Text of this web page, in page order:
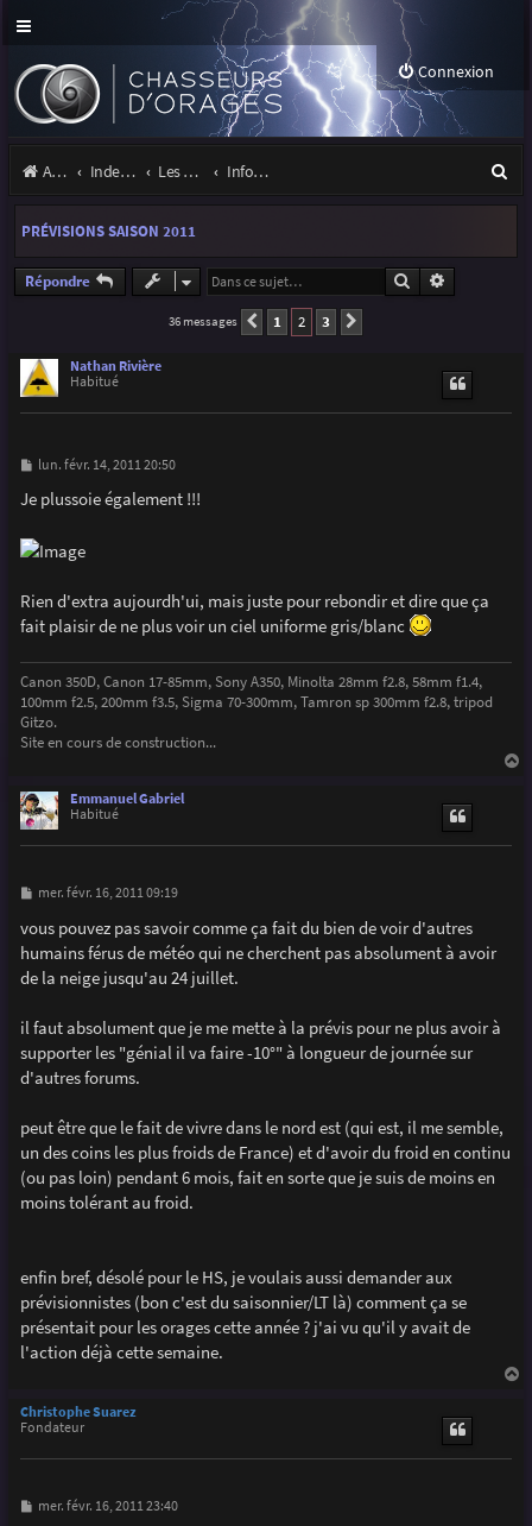
Connexion
Accueil Index du forum Les orages Infos, projets et liens utiles à la communauté
e
h
PRÉVISIONS SAISON 2011
Répondre Rechercher
36 messages Précédente
1 2 3
Nathan Rivière
Habitué
M
s
s
g
e
lun. févr. 14, 2011 20:50
Je plussoie également !!!
Rien d'extra aujourdh'ui, mais juste pour rebondir et dire que ça
fait plaisir de ne plus voir un ciel uniforme gris/blanc
Canon 350D, Canon 17-85mm, Sony A350, Minolta 28mm f2.8, 58mm f1.4,
100mm f2.5, 200mm f3.5, Sigma 70-300mm, Tamron sp 300mm f2.8, tripod
Gitzo.
Site en cours de construction...
Emmanuel Gabriel
Habitué
M
s
s
a
e
mer. févr. 16, 2011 09:19
vous pouvez pas savoir comme ça fait du bien de voir d'autres
humains férus de météo qui ne cherchent pas absolument à avoir
de la neige jusqu'au 24 juillet.
il faut absolument que je me mette à la prévis pour ne plus avoir à
supporter les "génial il va faire -10°" à longueur de journée sur
d'autres forums.
peut être que le fait de vivre dans le nord est (qui est, il me semble,
un des coins les plus froids de France) et d'avoir du froid en continu
(ou pas loin) pendant 6 mois, fait en sorte que je suis de moins en
moins tolérant au froid.
enfin bref, désolé pour le HS, je voulais aussi demander aux
prévisionnistes (bon c'est du saisonnier/LT là) comment ça se
présentait pour les orages cette année ? j'ai vu qu'il y avait de
l'action déjà cette semaine.
Christophe Suarez
Fondateur
M
mer. févr. 16, 2011 23:40